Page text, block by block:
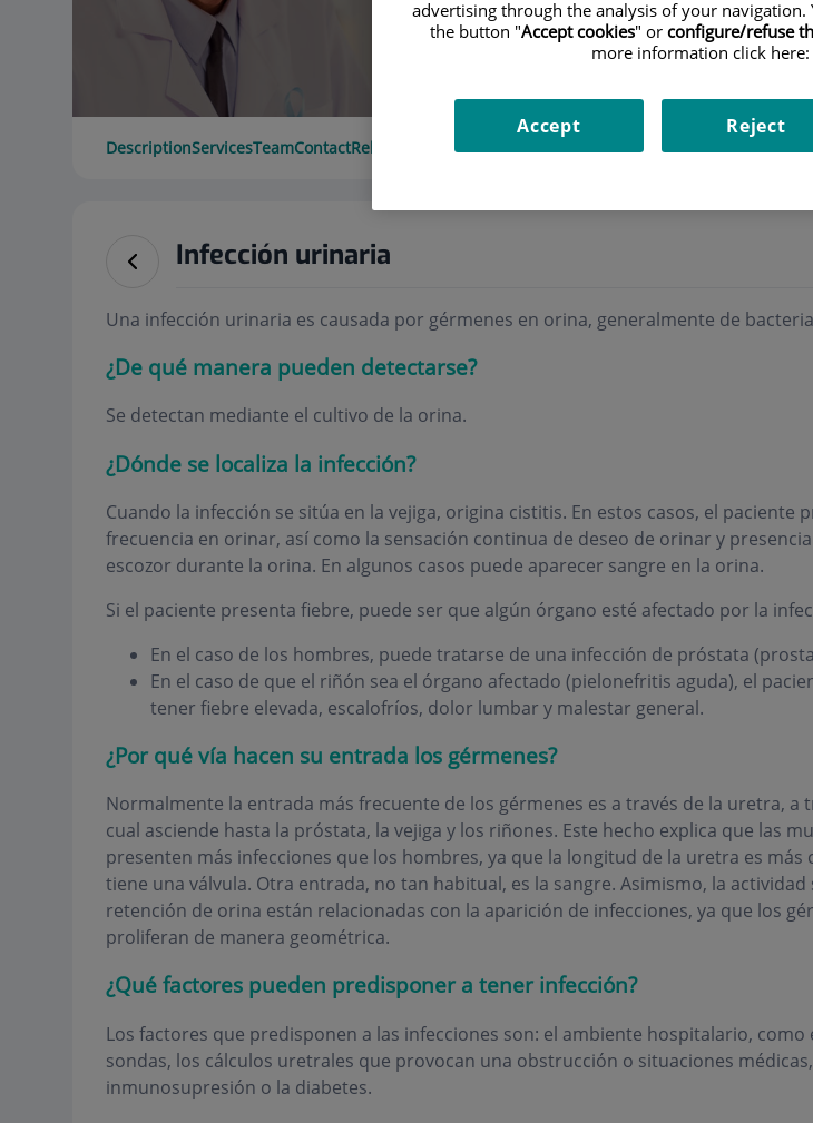
DescriptionServicesTeamContactRelevant detailsOpening hours
Infección urinaria
Una infección urinaria es causada por gérmenes en orina, generalmente de
¿De qué manera pueden detectarse?
Se detectan mediante el cultivo de la orina.
¿Dónde se localiza la infección?
Cuando la infección se sitúa en la vejiga, origina cistitis. En estos casos, el paciente
frecuencia en orinar, así como la sensación continua de deseo de orinar y
escozor durante la orina. En algunos casos puede aparecer sangre en la orina.
Si el paciente presenta fiebre, puede ser que algún órgano esté afectado por la
En el caso de los hombres, puede tratarse de una infección de próstata
En el caso de que el riñón sea el órgano afectado (pielonefritis aguda), el
tener fiebre elevada, escalofríos, dolor lumbar y malestar general.
¿Por qué vía hacen su entrada los gérmenes?
Normalmente la entrada más frecuente de los gérmenes es a través de la uretra, a
cual asciende hasta la próstata, la vejiga y los riñones. Este hecho explica que las
presenten más infecciones que los hombres, ya que la longitud de la uretra es más
tiene una válvula. Otra entrada, no tan habitual, es la sangre. Asimismo, la actividad
retención de orina están relacionadas con la aparición de infecciones, ya que los
proliferan de manera geométrica.
¿Qué factores pueden predisponer a tener infección?
Los factores que predisponen a las infecciones son: el ambiente hospitalario, como
sondas, los cálculos uretrales que provocan una obstrucción o situaciones
inmunosupresión o la diabetes.
advertising through the analysis of your navigation.
the button "Accept cookies" or configure/refuse
more information click here:
Reject
Accept